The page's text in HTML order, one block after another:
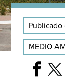
Publicado
MEDIO